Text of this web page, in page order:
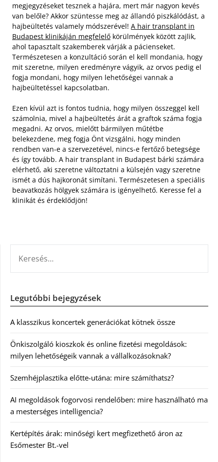
megjegyzéseket tesznek a hajára, mert már nagyon kevés
van belőle? Akkor szüntesse meg az állandó piszkálódást, a
hajbeültetés valamely módszerével! A hair transplant in
Budapest klinikáján megfelelő körülmények között zajlik,
ahol tapasztalt szakemberek várják a pácienseket.
Természetesen a konzultáció során el kell mondania, hogy
mit szeretne, milyen eredményre vágyik, az orvos pedig el
fogja mondani, hogy milyen lehetőségei vannak a
hajbeültetéssel kapcsolatban.
Ezen kívül azt is fontos tudnia, hogy milyen összeggel kell
számolnia, mivel a hajbeültetés árát a graftok száma fogja
megadni. Az orvos, mielőtt bármilyen műtétbe
belekezdene, meg fogja Önt vizsgálni, hogy minden
rendben van-e a szervezetével, nincs-e fertőző betegsége
és így tovább. A hair transplant in Budapest bárki számára
elérhető, aki szeretne változtatni a külsején vagy szeretne
ismét a dús hajkoronát simítani. Természetesen a speciális
beavatkozás hölgyek számára is igényelhető. Keresse fel a
klinikát és érdeklődjön!
Legutóbbi bejegyzések
A klasszikus koncertek generációkat kötnek össze
Önkiszolgáló kioszkok és online fizetési megoldások:
milyen lehetőségeik vannak a vállalkozásoknak?
Szemhéjplasztika előtte-utána: mire számíthatsz?
AI megoldások fogorvosi rendelőben: mire használható ma
a mesterséges intelligencia?
Kertépítés árak: minőségi kert megfizethető áron az
Esőmester Bt.-vel